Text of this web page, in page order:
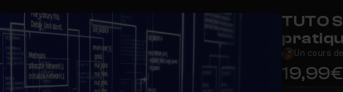
TUTO
Un cours de
19,99€